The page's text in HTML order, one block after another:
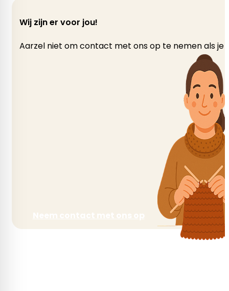
Wij zijn er voor jou!
Aarzel niet om contact met ons op te nemen als